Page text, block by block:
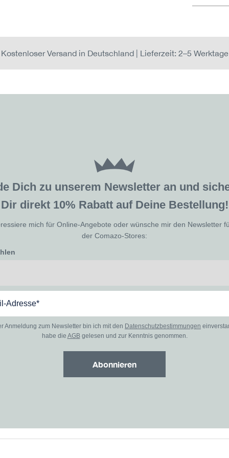
Kostenloser Versand in Deutschland | Lieferzeit: 2–5 Werktage
Dich zu unserem Newsletter an und
Dir direkt 10% Rabatt auf Deine Bestellung!
mich für Online-Angebote oder wünsche mir den Newsletter
der Comazo-Stores:
Anmeldung zum Newsletter bin ich mit den Datenschutzbestimmungen
habe die AGBgelesen und zur Kenntnis genommen.
Abonnieren